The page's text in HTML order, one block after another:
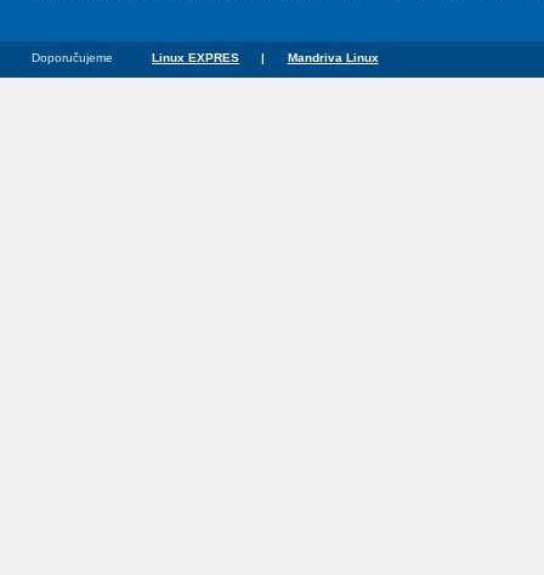
Doporučujeme Linux EXPRES Mandriva Linux